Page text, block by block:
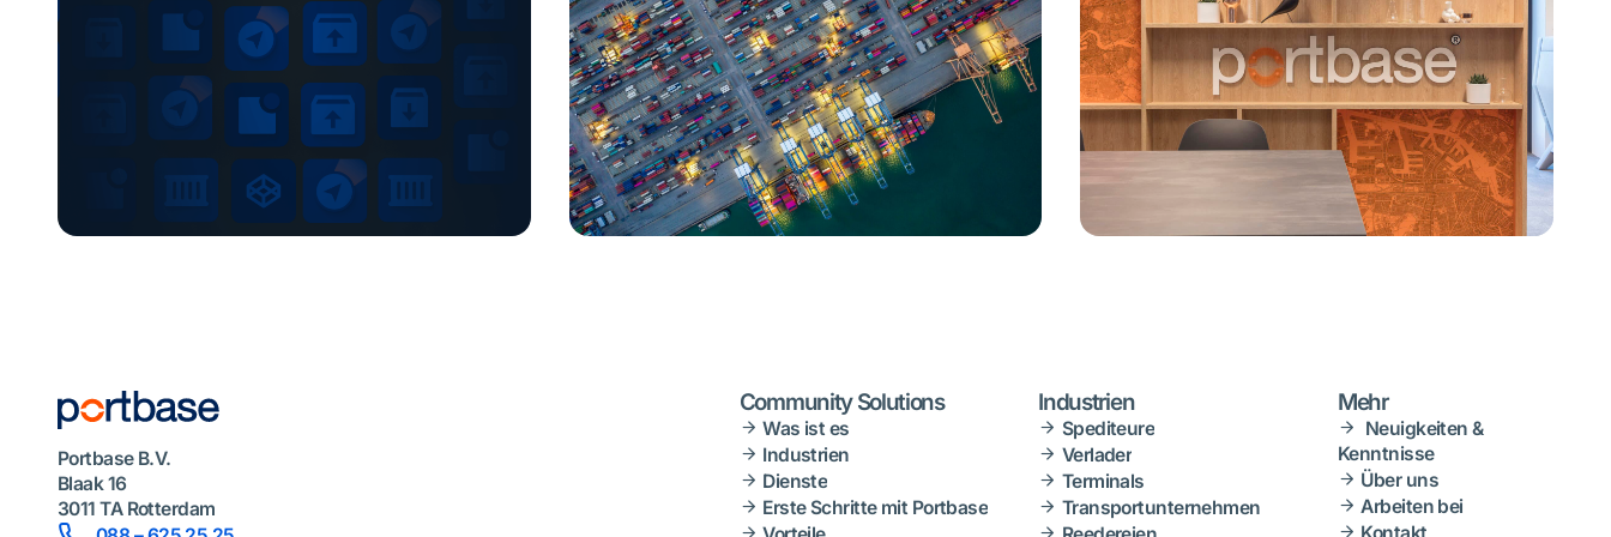
Portbase B.V.
Blaak 16
3011 TA Rotterdam
Community Solutions
Was ist es
Industrien
Dienste
Erste Schritte mit Portbase
Industrien
Spediteure
Verlader
Terminals
Transportunternehmen
Mehr
Neuigkeiten &
Kenntnisse
Über uns
Arbeiten bei
Kontakt